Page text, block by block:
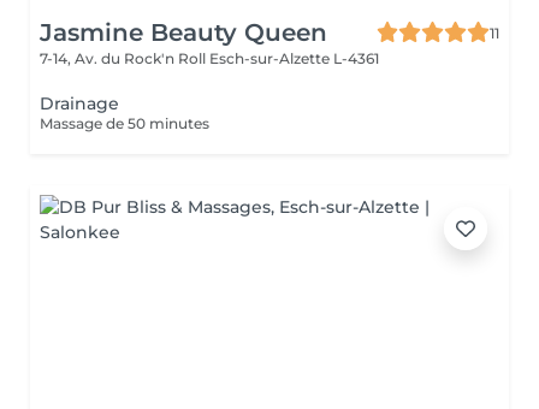
Jasmine Beauty Queen
11
7-14, Av. du Rock'n Roll Esch-sur-Alzette L-4361
Drainage
Massage de 50 minutes